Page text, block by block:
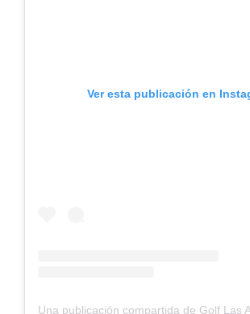
Ver esta publicación en